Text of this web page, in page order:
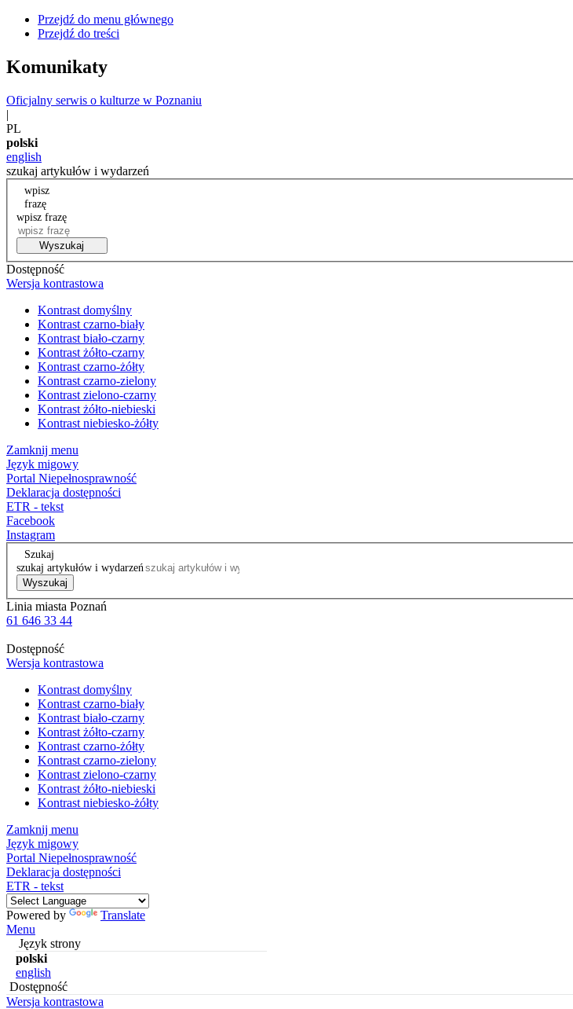
Przejdź do menu głównego
Przejdź do treści
Komunikaty
Oficjalny serwis o kulturze w Poznaniu
|
PL
polski
english
szukaj artykułów i wydarzeń
wpisz
frazę
wpisz frazę
Wyszukaj
Dostępność
Wersja kontrastowa
Kontrast domyślny
Kontrast czarno-biały
Kontrast biało-czarny
Kontrast żółto-czarny
Kontrast czarno-żółty
Kontrast czarno-zielony
Kontrast zielono-czarny
Kontrast żółto-niebieski
Kontrast niebiesko-żółty
Zamknij menu
Język migowy
Portal Niepełnosprawność
Deklaracja dostępności
ETR - tekst
Facebook
Instagram
Szukaj
szukaj artykułów i wydarzeń
Wyszukaj
Linia miasta Poznań
61 646 33 44
Dostępność
Wersja kontrastowa
Kontrast domyślny
Kontrast czarno-biały
Kontrast biało-czarny
Kontrast żółto-czarny
Kontrast czarno-żółty
Kontrast czarno-zielony
Kontrast zielono-czarny
Kontrast żółto-niebieski
Kontrast niebiesko-żółty
Zamknij menu
Język migowy
Portal Niepełnosprawność
Deklaracja dostępności
ETR - tekst
Powered by
Translate
Menu
Język strony
polski
english
Dostępność
Wersja kontrastowa